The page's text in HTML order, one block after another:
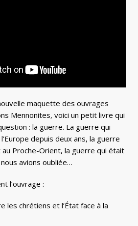
maquette des ouvrages
Mennonites, voici un petit livre qui
: la guerre. La guerre qui
depuis deux ans, la guerre
Proche-Orient, la guerre qui était
avions oubliée…
l’ouvrage :
les chrétiens et l’État face à la